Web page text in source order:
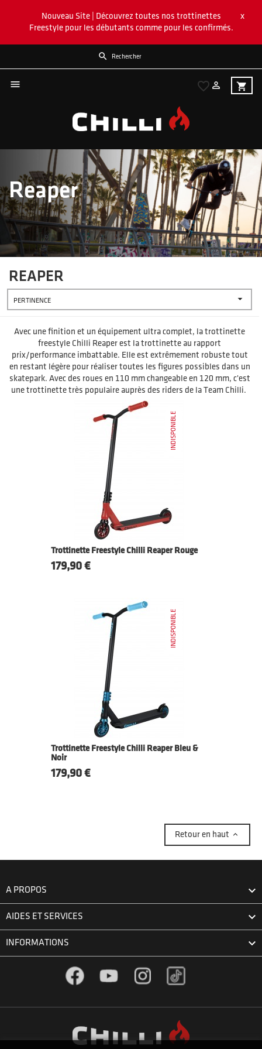
Nouveau Site | Découvrez toutes nos trottinettes
Freestyle pour les débutants comme pour les confirmés.
x

 shopping_cart

favorite_border
Reaper
REAPER
PERTINENCE 
Avec une finition et un équipement ultra complet, la trottinette
freestyle Chilli Reaper est la trottinette au rapport
prix/performance imbattable. Elle est extrêmement robuste tout
en restant légère pour réaliser toutes les figures possibles dans un
skatepark. Avec des roues en 110 mm changeable en 120 mm, c'est
une trottinette très populaire auprès des riders de la Team Chilli.
Trottinette Freestyle Chilli Reaper Rouge
Prix
179,90 €
INDISPONIBLE
Trottinette Freestyle Chilli Reaper Bleu &
Noir
Prix
179,90 €
INDISPONIBLE
Retour en haut 
A PROPOS 
AIDES ET SERVICES 
INFORMATIONS 
Facebook YouTube Instagram